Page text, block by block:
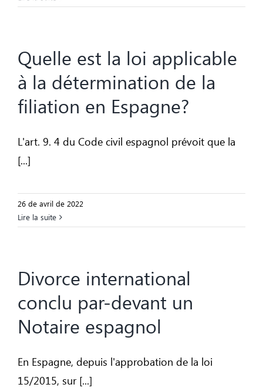
Quelle est la loi applicable
à la détermination de la
filiation en Espagne?
L'art. 9. 4 du Code civil espagnol prévoit que la
[...]
26 de avril de 2022
Lire la suite
Divorce international
conclu par-devant un
Notaire espagnol
En Espagne, depuis l'approbation de la loi
15/2015, sur [...]